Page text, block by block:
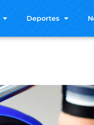
Deportes